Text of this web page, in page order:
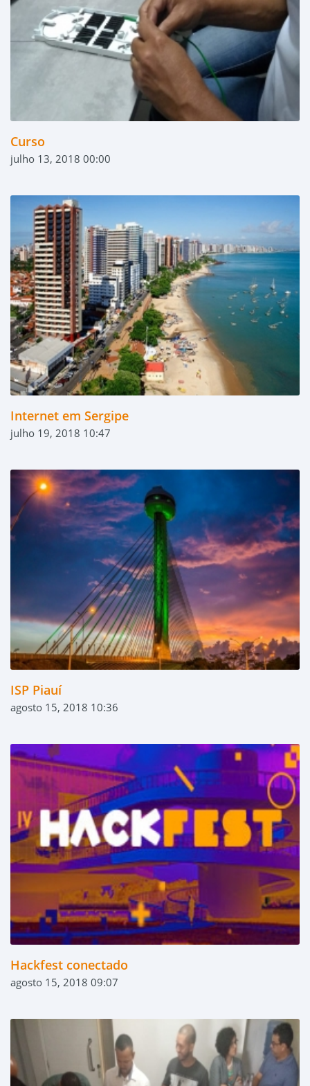
Curso
julho 13, 2018 00:00
Internet em Sergipe
julho 19, 2018 10:47
ISP Piauí
agosto 15, 2018 10:36
Hackfest conectado
agosto 15, 2018 09:07